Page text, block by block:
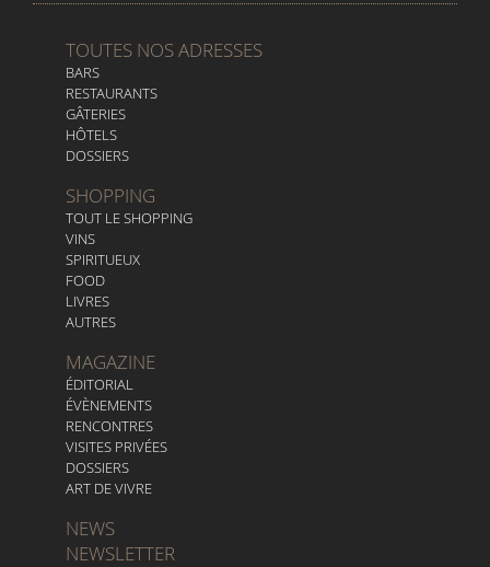
TOUTES NOS ADRESSES
BARS
RESTAURANTS
GÂTERIES
HÔTELS
DOSSIERS
SHOPPING
TOUT LE SHOPPING
VINS
SPIRITUEUX
FOOD
LIVRES
AUTRES
MAGAZINE
ÉDITORIAL
ÉVÈNEMENTS
RENCONTRES
VISITES PRIVÉES
DOSSIERS
ART DE VIVRE
NEWS
NEWSLETTER